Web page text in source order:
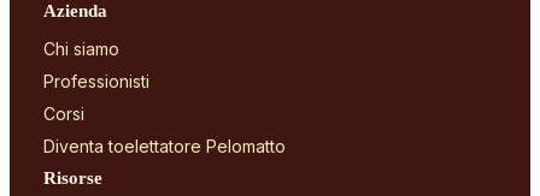
Azienda
Chi siamo
Professionisti
Corsi
Diventa toelettatore Pelomatto
Risorse